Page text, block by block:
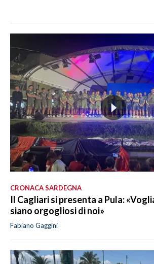
CRONACA SARDEGNA
Il Cagliari si presenta a Pula:
siano orgogliosi di noi»
Fabiano Gaggini